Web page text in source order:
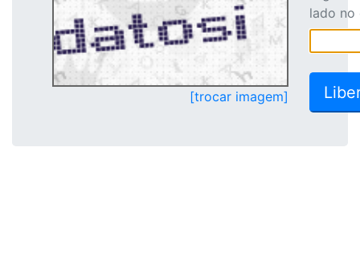
[trocar imagem]
lado no